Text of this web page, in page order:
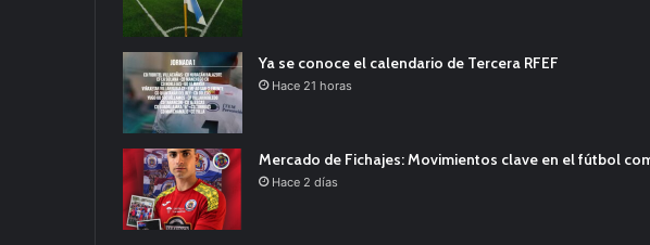
Ya se conoce el calendario de Tercera RFEF
Hace 21 horas
Mercado de Fichajes: Movimientos clave en el fútbol
Hace 2 días